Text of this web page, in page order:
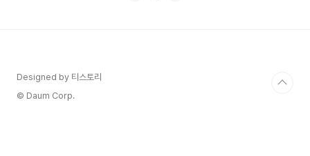
Designed by 티스토리
© Daum Corp.